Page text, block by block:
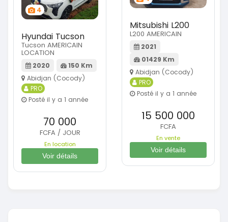
4
Hyundai Tucson
Tucson AMERICAIN
LOCATION
2020
150 Km
Abidjan (Cocody)
PRO
Posté il y a 1 année
70 000
FCFA / JOUR
En location
Voir détails
Mitsubishi L200
L200 AMERICAIN
2021
01429 Km
Abidjan (Cocody)
PRO
Posté il y a 1 année
15 500 000
FCFA
En vente
Voir détails